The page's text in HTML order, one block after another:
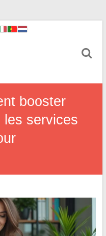
booster
services